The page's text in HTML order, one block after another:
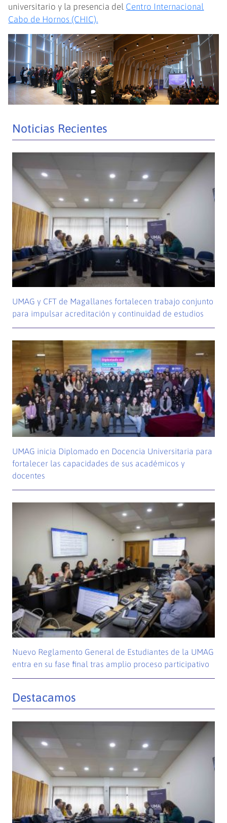
universitario y la presencia del Centro Internacional
Cabo de Hornos (CHIC).
Noticias Recientes
UMAG y CFT de Magallanes fortalecen trabajo conjunto
para impulsar acreditación y continuidad de estudios
UMAG inicia Diplomado en Docencia Universitaria para
fortalecer las capacidades de sus académicos y
docentes
Nuevo Reglamento General de Estudiantes de la UMAG
entra en su fase final tras amplio proceso participativo
Destacamos